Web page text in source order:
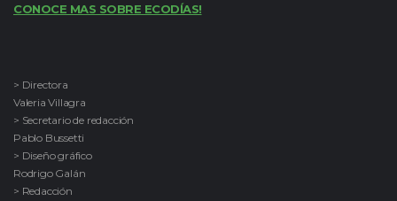
CONOCE MAS SOBRE ECODÍAS!
> Directora
Valeria Villagra
> Secretario de redacción
Pablo Bussetti
> Diseño gráfico
Rodrigo Galán
> Redacción